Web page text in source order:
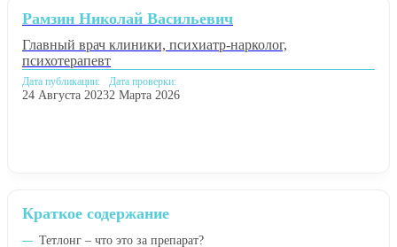
Краткое содержание
Тетлонг – что это за препарат?
Рамзин Николай Васильевич
Главный врач клиники, психиатр-нарколог,
психотерапевт
Дата публикации:
24 Августа 2023
Дата проверки:
2 Марта 2026